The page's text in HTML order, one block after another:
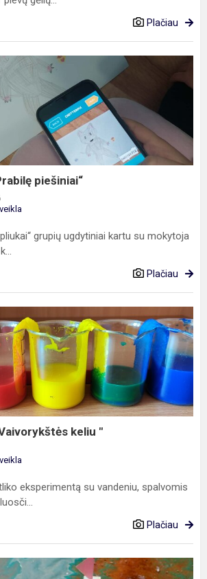
Plačiau
piešiniai“
grupių ugdytiniai kartu su mokytoja
Plačiau
keliu "
eksperimentą su vandeniu, spalvomis
Plačiau